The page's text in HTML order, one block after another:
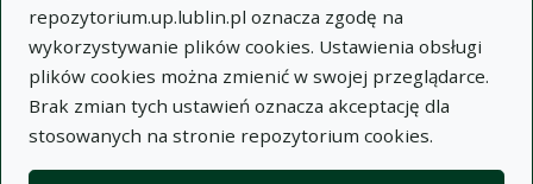
repozytorium.up.lublin.pl oznacza zgodę na
wykorzystywanie plików cookies. Ustawienia obsługi
plików cookies można zmienić w swojej przeglądarce.
Brak zmian tych ustawień oznacza akceptację dla
stosowanych na stronie repozytorium cookies.
Tytuł:Wpływ Gesatopu 50 i IBA na ukorzenianie
się zdrewniałych sadzonek porzeczki czerwonej
odmiany Jonkheer van Tets
Wariant tytułu:The influence of Gesatop 50
and IBA on the rooting of hardwood cuttings of
red currant of Jonkheer van Tets variety